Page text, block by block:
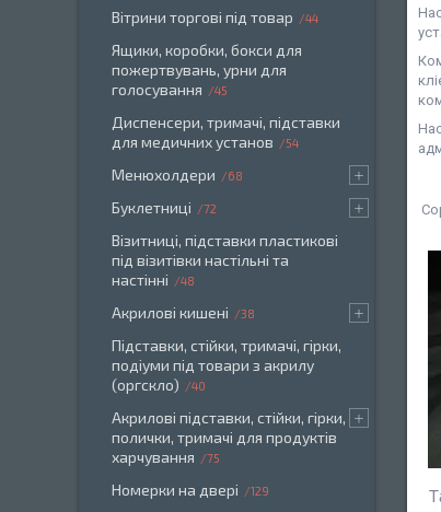
Вітрини торгові під товар 44
Ящики, коробки, бокси для
пожертвувань, урни для
голосування
45
Диспенсери, тримачі, підставки
для медичних установ
54
Менюхолдери 68
Буклетниці 72
Візитниці, підставки пластикові
під візитівки настільні та
настінні
48
Акрилові кишені 38
Підставки, стійки, тримачі, гірки,
подіуми під товари з акрилу
(оргскло)
40
Акрилові підставки, стійки, гірки,
полички, тримачі для продуктів
харчування
75
Номерки на двері 129